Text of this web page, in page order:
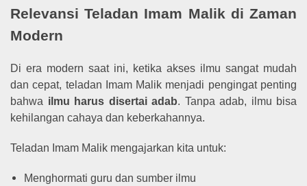
Relevansi Teladan Imam Malik di Zaman
Modern
Di era modern saat ini, ketika akses ilmu sangat mudah
dan cepat, teladan Imam Malik menjadi pengingat penting
bahwa ilmu harus disertai adab. Tanpa adab, ilmu bisa
kehilangan cahaya dan keberkahannya.
Teladan Imam Malik mengajarkan kita untuk:
Menghormati guru dan sumber ilmu